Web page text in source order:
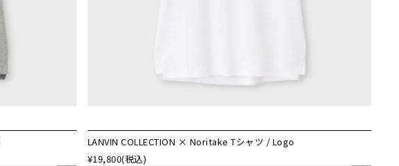
LANVIN COLLECTION × Noritake Tシャツ / Logo
¥19,800(税込)